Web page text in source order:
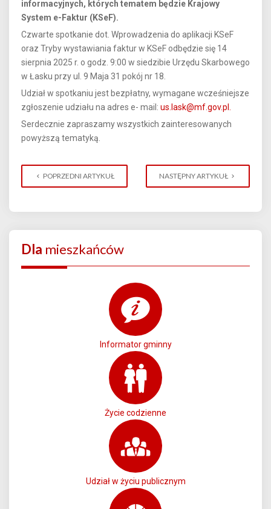
informacyjnych, których tematem będzie Krajowy
System e-Faktur (KSeF).
Czwarte spotkanie dot. Wprowadzenia do aplikacji KSeF
oraz Tryby wystawiania faktur w KSeF odbędzie się 14
sierpnia 2025 r. o godz. 9:00 w siedzibie Urzędu Skarbowego
w Łasku przy ul. 9 Maja 31 pokój nr 18.
Udział w spotkaniu jest bezpłatny, wymagane wcześniejsze
zgłoszenie udziału na adres e- mail: us.lask@mf.gov.pl
Serdecznie zapraszamy wszystkich zainteresowanych
powyższą tematyką.
POPRZEDNI ARTYKUŁ NASTĘPNY ARTYKUŁ
Dla mieszkańców
Informator gminny
Życie codzienne
Udział w życiu publicznym